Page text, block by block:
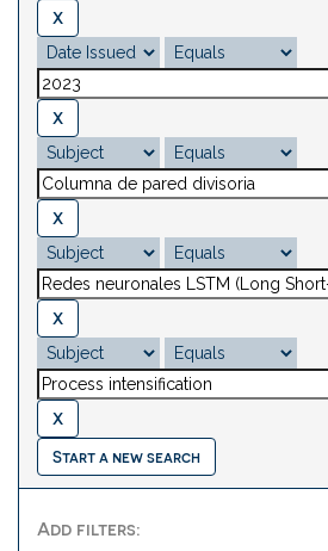
Start a new search
Add filters: